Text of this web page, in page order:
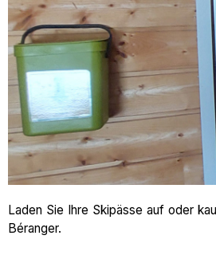
Laden Sie Ihre Skipässe auf oder
Béranger.